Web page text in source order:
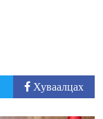
Хуваалцах